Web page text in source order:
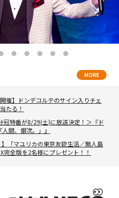
MORE
催】ドンデコルテのサイン入りチェ
たる！
冠特番が8/29(土)に放送決定！＞『ド
間、銀次。」』
】「マユリカの東京友錠生活／無人島
完全版を2名様にプレゼント！！